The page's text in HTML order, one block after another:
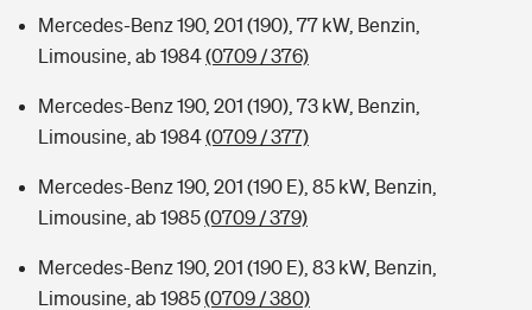
Mercedes-Benz 190, 201 (190), 77 kW, Benzin,
Limousine, ab 1984(0709 / 376)
Mercedes-Benz 190, 201 (190), 73 kW, Benzin,
Limousine, ab 1984(0709 / 377)
Mercedes-Benz 190, 201 (190 E), 85 kW, Benzin,
Limousine, ab 1985(0709 / 379)
Mercedes-Benz 190, 201 (190 E), 83 kW, Benzin,
Limousine, ab 1985(0709 / 380)